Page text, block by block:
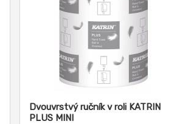
Dvouvrstvý ručník v roli KATRIN
PLUS MINI